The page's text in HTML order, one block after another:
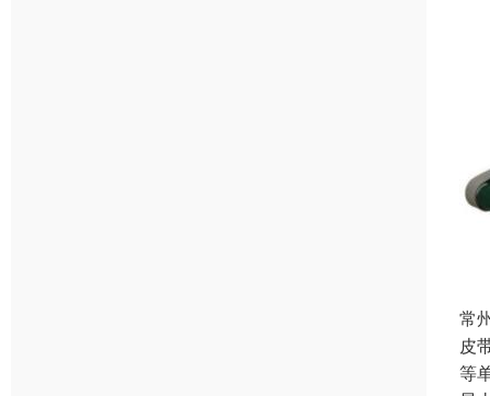
常
皮
等